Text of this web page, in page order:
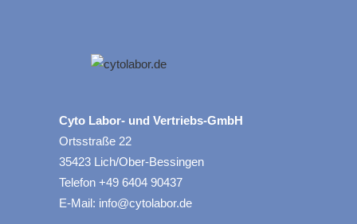
Cyto Labor- und Vertriebs-GmbH
Ortsstraße 22
35423 Lich/Ober-Bessingen
Telefon +49 6404 90437
E-Mail: info@cytolabor.de